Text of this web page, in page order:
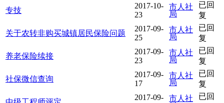
专技
2017-10-
23
市人社
局
已回
复
关于农转非购买城镇居民保险问题
2017-09-
25
市人社
局
已回
复
养老保险续接
2017-09-
23
市人社
局
已回
复
社保微信查询
2017-09-
17
市人社
局
已回
复
2017-09-
市人社
已回